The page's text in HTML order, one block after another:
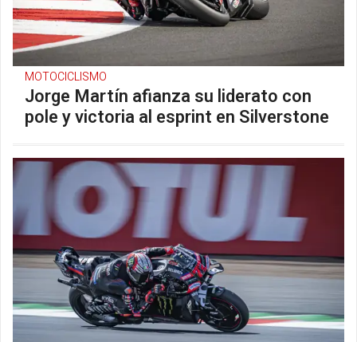
MOTOCICLISMO
Jorge Martín afianza su liderato con
pole y victoria al esprint en Silverstone